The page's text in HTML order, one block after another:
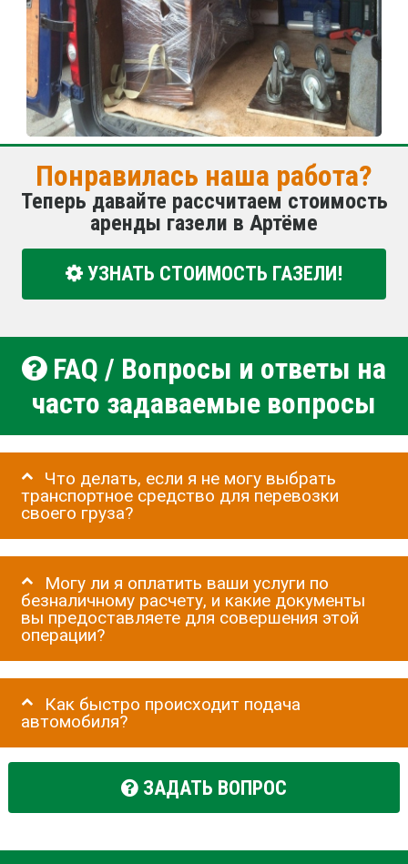
Понравилась наша работа?
Теперь давайте рассчитаем стоимость
аренды газели в Артёме
УЗНАТЬ СТОИМОСТЬ ГАЗЕЛИ!
FAQ / Вопросы и ответы на
часто задаваемые вопросы
Что делать, если я не могу выбрать
транспортное средство для перевозки
своего груза?
Могу ли я оплатить ваши услуги по
безналичному расчету, и какие документы
вы предоставляете для совершения этой
операции?
Как быстро происходит подача
автомобиля?
ЗАДАТЬ ВОПРОС